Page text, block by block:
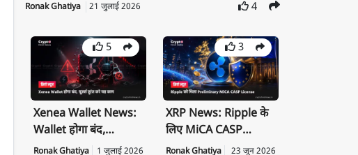
Ronak Ghatiya 21 जुलाई 2026 4
5
Xenea Wallet News:
Wallet होगा बंद,
Private Key तुरंत करें
Ronak Ghatiya 1 जुलाई 2026
3
XRP News: Ripple के
लिए MiCA CASP
License क्यों है बड़ी
Ronak Ghatiya 23 जून 2026